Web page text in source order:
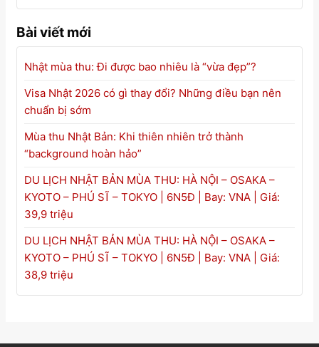
Bài viết mới
Nhật mùa thu: Đi được bao nhiêu là “vừa đẹp”?
Visa Nhật 2026 có gì thay đổi? Những điều bạn nên
chuẩn bị sớm
Mùa thu Nhật Bản: Khi thiên nhiên trở thành
“background hoàn hảo”
DU LỊCH NHẬT BẢN MÙA THU: HÀ NỘI – OSAKA –
KYOTO – PHÚ SĨ – TOKYO | 6N5Đ | Bay: VNA | Giá:
39,9 triệu
DU LỊCH NHẬT BẢN MÙA THU: HÀ NỘI – OSAKA –
KYOTO – PHÚ SĨ – TOKYO | 6N5Đ | Bay: VNA | Giá:
38,9 triệu